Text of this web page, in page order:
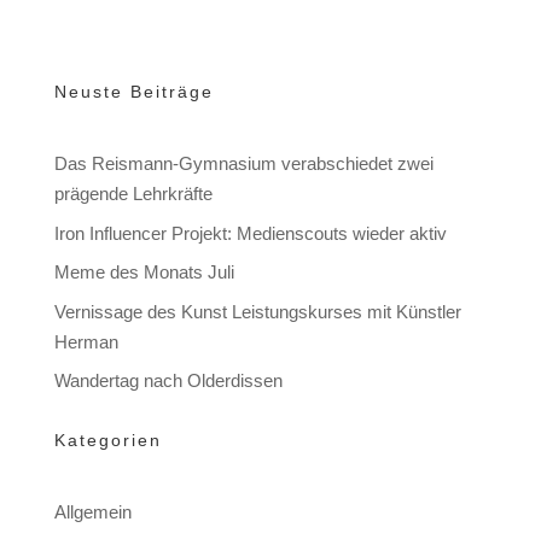
Neuste Beiträge
Das Reismann-Gymnasium verabschiedet zwei
prägende Lehrkräfte
Iron Influencer Projekt: Medienscouts wieder aktiv
Meme des Monats Juli
Vernissage des Kunst Leistungskurses mit Künstler
Herman
Wandertag nach Olderdissen
Kategorien
Allgemein